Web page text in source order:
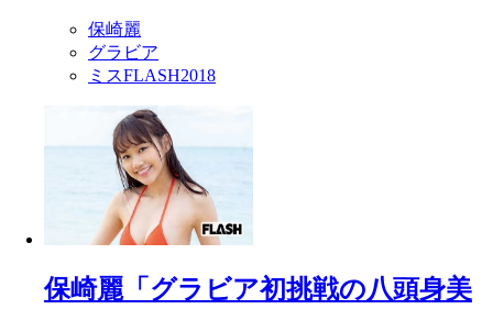
保崎麗
グラビア
ミスFLASH2018
保崎麗「グラビア初挑戦の八頭身美